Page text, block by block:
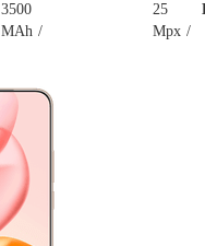
3500
MAh
25
Mpx